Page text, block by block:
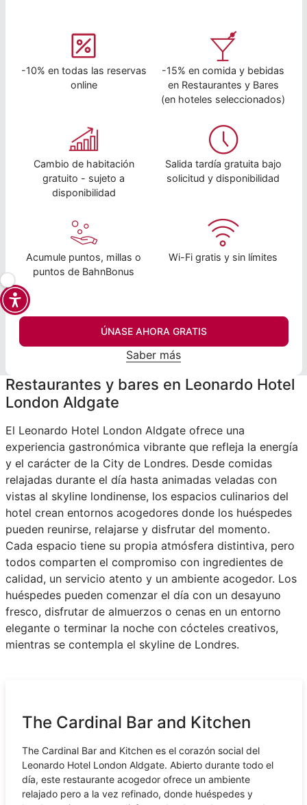
-10% en todas las reservas
online
-15% en comida y bebidas
en Restaurantes y Bares
(en hoteles seleccionados)
Cambio de habitación
gratuito - sujeto a
disponibilidad
Salida tardía gratuita bajo
solicitud y disponibilidad
Acumule puntos, millas o
puntos de BahnBonus
Wi-Fi gratis y sin límites
ÚNASE AHORA GRATIS
Saber más
Restaurantes y bares en Leonardo Hotel
London Aldgate
El Leonardo Hotel London Aldgate ofrece una
experiencia gastronómica vibrante que refleja la energía
y el carácter de la City de Londres. Desde comidas
relajadas durante el día hasta animadas veladas con
vistas al skyline londinense, los espacios culinarios del
hotel crean entornos acogedores donde los huéspedes
pueden reunirse, relajarse y disfrutar del momento.
Cada espacio tiene su propia atmósfera distintiva, pero
todos comparten el compromiso con ingredientes de
calidad, un servicio atento y un ambiente acogedor. Los
huéspedes pueden comenzar el día con un desayuno
fresco, disfrutar de almuerzos o cenas en un entorno
elegante o terminar la noche con cócteles creativos,
mientras se contempla el skyline de Londres.
The Cardinal Bar and Kitchen
The Cardinal Bar and Kitchen es el corazón social del
Leonardo Hotel London Aldgate. Abierto durante todo el
día, este restaurante acogedor ofrece un ambiente
relajado pero a la vez refinado, donde huéspedes y